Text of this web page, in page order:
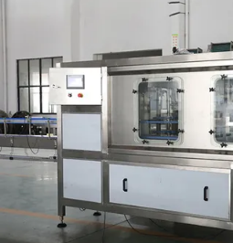
SITEMAP
PRIVACY
POLICY